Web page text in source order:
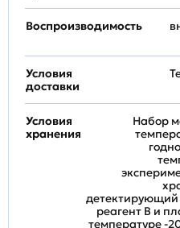
Воспроизводимость
Условия
доставки
Условия
хранения
Набор
детектирующий
реагент B и
температуре -